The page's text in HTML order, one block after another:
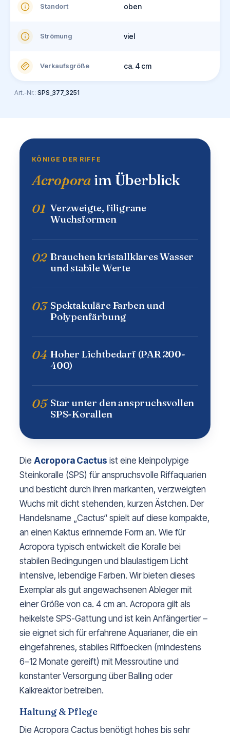
Standort oben
Strömung viel
Verkaufsgröße ca. 4 cm
Art.-Nr.: SPS_377_3251
KÖNIGE DER RIFFE
Acropora im Überblick
01 Verzweigte, filigrane
Wuchsformen
02 Brauchen kristallklares Wasser
und stabile Werte
03 Spektakuläre Farben und
Polypenfärbung
04 Hoher Lichtbedarf (PAR 200-
400)
05 Star unter den anspruchsvollen
SPS-Korallen
Die Acropora Cactus ist eine kleinpolypige
Steinkoralle (SPS) für anspruchsvolle Riffaquarien
und besticht durch ihren markanten, verzweigten
Wuchs mit dicht stehenden, kurzen Ästchen. Der
Handelsname „Cactus“ spielt auf diese kompakte,
an einen Kaktus erinnernde Form an. Wie für
Acropora typisch entwickelt die Koralle bei
stabilen Bedingungen und blaulastigem Licht
intensive, lebendige Farben. Wir bieten dieses
Exemplar als gut angewachsenen Ableger mit
einer Größe von ca. 4 cm an. Acropora gilt als
heikelste SPS-Gattung und ist kein Anfängertier –
sie eignet sich für erfahrene Aquarianer, die ein
eingefahrenes, stabiles Riffbecken (mindestens
6–12 Monate gereift) mit Messroutine und
konstanter Versorgung über Balling oder
Kalkreaktor betreiben.
Haltung & Pflege
Die Acropora Cactus benötigt hohes bis sehr